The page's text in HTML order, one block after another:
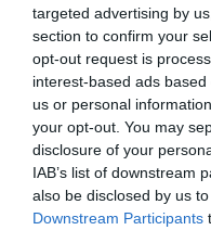
targeted advertising by
section to confirm your
opt-out request is
interest-based ads
us or personal
your opt-out. You may
disclosure of your
IAB’s list of downstream
also be disclosed by us
Downstream Participants
El equipo de Farmaconsulting
El alcalde agradeció la
en el sector